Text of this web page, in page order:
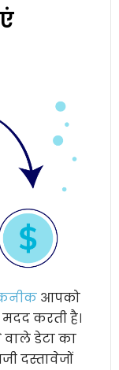
आपको
करती है।
वाले डेटा का
दस्तावेजों